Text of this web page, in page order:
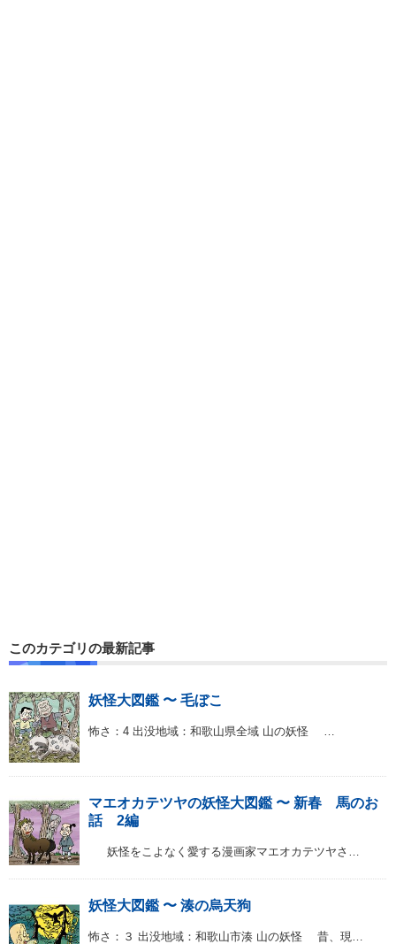
このカテゴリの最新記事
妖怪大図鑑 〜 毛ぼこ
怖さ：4 出没地域：和歌山県全域 山の妖怪 …
マエオカテツヤの妖怪大図鑑 〜 新春 馬のお
話 2編
妖怪をこよなく愛する漫画家マエオカテツヤさ…
妖怪大図鑑 〜 湊の烏天狗
怖さ：３ 出没地域：和歌山市湊 山の妖怪 昔、現…